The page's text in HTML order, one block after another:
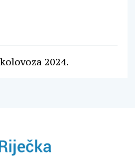
2024.